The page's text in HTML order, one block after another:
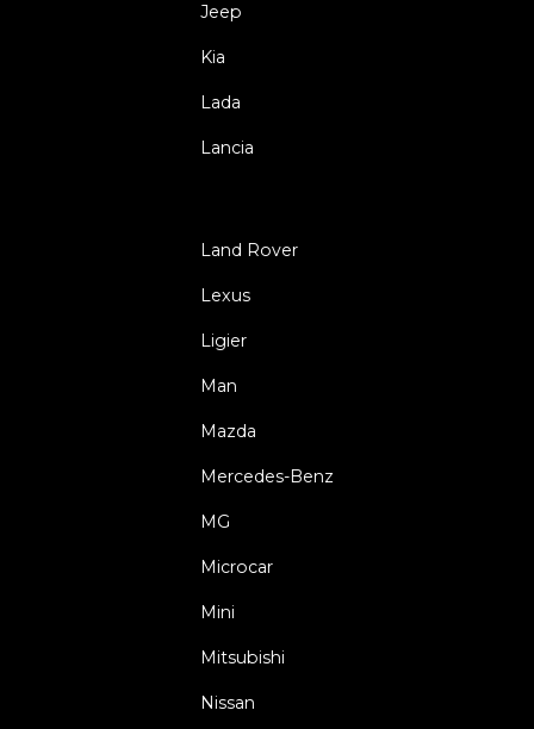
Jeep
Kia
Lada
Lancia
Land Rover
Lexus
Ligier
Man
Mazda
Mercedes-Benz
MG
Microcar
Mini
Mitsubishi
Nissan